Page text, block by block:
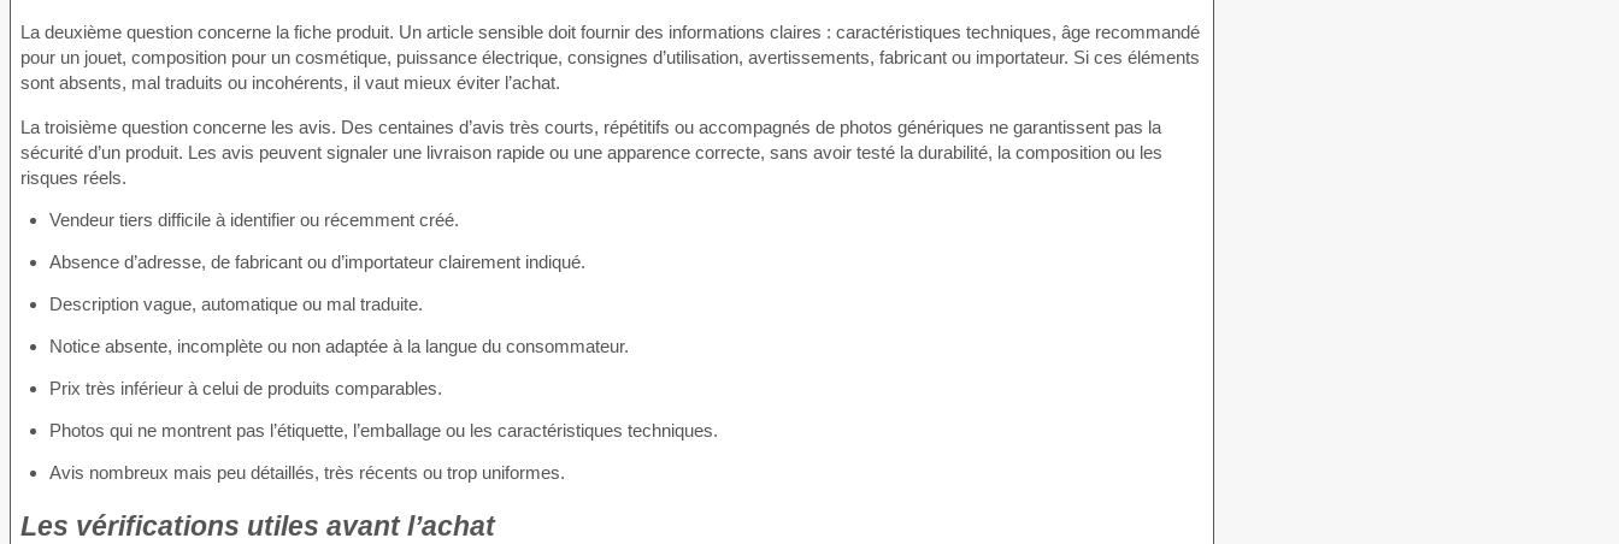
La deuxième question concerne la fiche produit. Un article sensible doit fournir des informations claires : caractéristiques techniques, âge recommandé
pour un jouet, composition pour un cosmétique, puissance électrique, consignes d’utilisation, avertissements, fabricant ou importateur. Si ces éléments
sont absents, mal traduits ou incohérents, il vaut mieux éviter l’achat.
La troisième question concerne les avis. Des centaines d’avis très courts, répétitifs ou accompagnés de photos génériques ne garantissent pas la
sécurité d’un produit. Les avis peuvent signaler une livraison rapide ou une apparence correcte, sans avoir testé la durabilité, la composition ou les
risques réels.
Vendeur tiers difficile à identifier ou récemment créé.
Absence d’adresse, de fabricant ou d’importateur clairement indiqué.
Description vague, automatique ou mal traduite.
Notice absente, incomplète ou non adaptée à la langue du consommateur.
Prix très inférieur à celui de produits comparables.
Photos qui ne montrent pas l’étiquette, l’emballage ou les caractéristiques techniques.
Avis nombreux mais peu détaillés, très récents ou trop uniformes.
Les vérifications utiles avant l’achat